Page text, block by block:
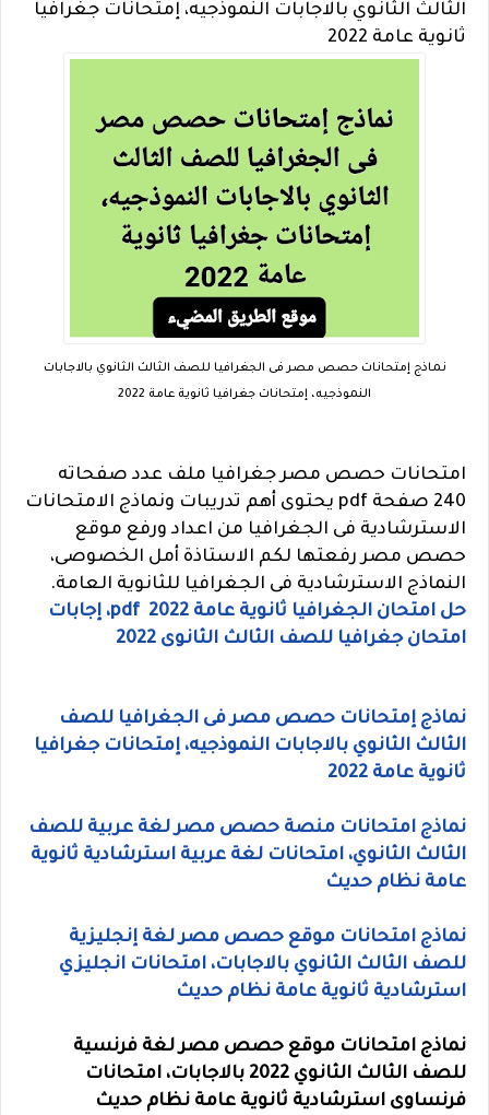
الثالث الثانوي بالاجابات النموذجيه، إمتحانات جغرافيا
ثانوية عامة 2022
نماذج إمتحانات حصص مصر فى الجغرافيا للصف الثالث الثانوي بالاجابات
النموذجيه، إمتحانات جغرافيا ثانوية عامة 2022
امتحانات حصص مصر جغرافيا ملف عدد صفحاته
240 صفحة pdf يحتوى أهم تدريبات ونماذج الامتحانات
الاسترشادية فى الجغرافيا من اعداد ورفع موقع
حصص مصر رفعتها لكم الاستاذة أمل الخصوصى،
النماذج الاسترشادية فى الجغرافيا للثانوية العامة.
حل امتحان الجغرافيا ثانوية عامة 2022 pdf، إجابات
امتحان جغرافيا للصف الثالث الثانوى 2022
نماذج إمتحانات حصص مصر فى الجغرافيا للصف
الثالث الثانوي بالاجابات النموذجيه، إمتحانات جغرافيا
ثانوية عامة 2022
نماذج امتحانات منصة حصص مصر لغة عربية للصف
الثالث الثانوي، امتحانات لغة عربية استرشادية ثانوية
عامة نظام حديث
نماذج امتحانات موقع حصص مصر لغة إنجليزية
للصف الثالث الثانوي بالاجابات، امتحانات انجليزي
استرشادية ثانوية عامة نظام حديث
نماذج امتحانات موقع حصص مصر لغة فرنسية
للصف الثالث الثانوي 2022 بالاجابات، امتحانات
فرنساوى استرشادية ثانوية عامة نظام حديث